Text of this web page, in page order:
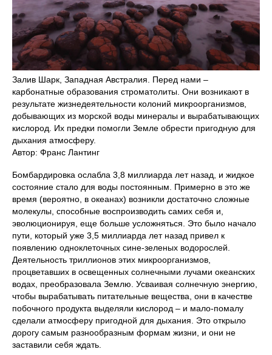
Залив Шарк, Западная Австралия. Перед нами –
карбонатные образования строматолиты. Они возникают в
результате жизнедеятельности колоний микроорганизмов,
добывающих из морской воды минералы и вырабатывающих
кислород. Их предки помогли Земле обрести пригодную для
дыхания атмосферу.
Автор: Франс Лантинг
Бомбардировка ослабла 3,8 миллиарда лет назад, и жидкое
состояние стало для воды постоянным. Примерно в это же
время (вероятно, в океанах) возникли достаточно сложные
молекулы, способные воспроизводить самих себя и,
эволюционируя, еще больше усложняться. Это было начало
пути, который уже 3,5 миллиарда лет назад привел к
появлению одноклеточных сине-зеленых водорослей.
Деятельность триллионов этих микроорганизмов,
процветавших в освещенных солнечными лучами океанских
водах, преобразовала Землю. Усваивая солнечную энергию,
чтобы вырабатывать питательные вещества, они в качестве
побочного продукта выделяли кислород – и мало-помалу
сделали атмосферу пригодной для дыхания. Это открыло
дорогу самым разнообразным формам жизни, и они не
заставили себя ждать.